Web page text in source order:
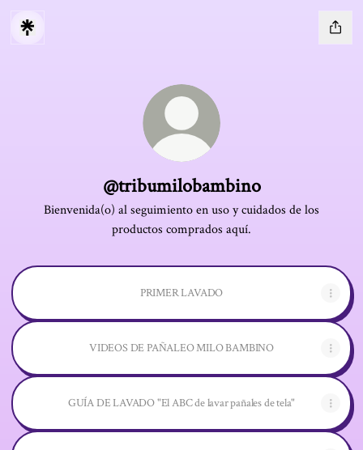
@tribumilobambino
Bienvenida(o) al seguimiento en uso y cuidados de los
productos comprados aquí.
PRIMER LAVADO
VIDEOS DE PAÑALEO MILO BAMBINO
GUÍA DE LAVADO "El ABC de lavar pañales de tela"